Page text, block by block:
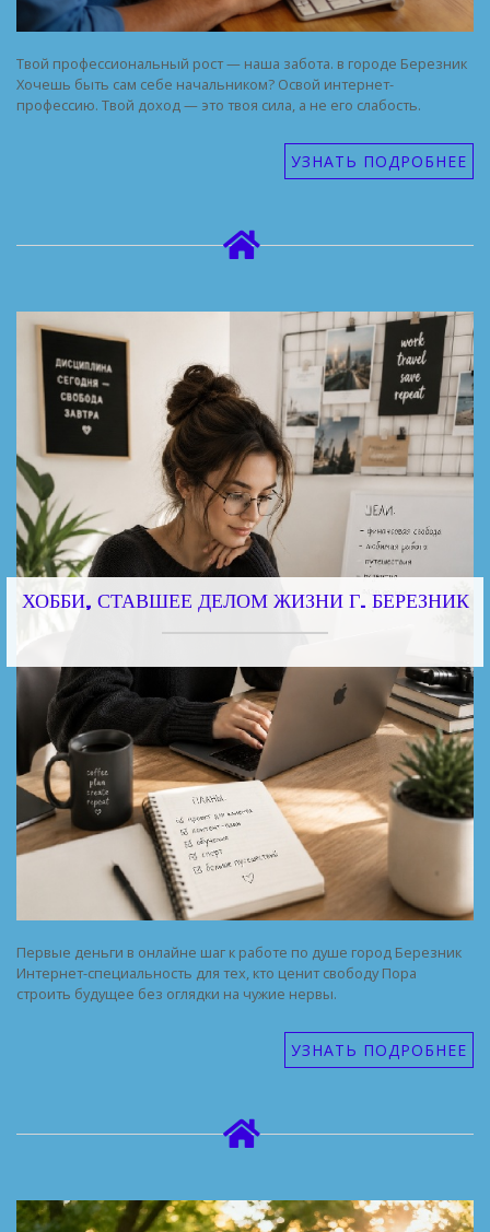
Твой профессиональный рост — наша забота. в городе Березник
Хочешь быть сам себе начальником? Освой интернет-
профессию. Твой доход — это твоя сила, а не его слабость.
УЗНАТЬ ПОДРОБНЕЕ
ХОББИ, СТАВШЕЕ ДЕЛОМ ЖИЗНИ Г. БЕРЕЗНИК
Первые деньги в онлайне шаг к работе по душе город Березник
Интернет-специальность для тех, кто ценит свободу Пора
строить будущее без оглядки на чужие нервы.
УЗНАТЬ ПОДРОБНЕЕ